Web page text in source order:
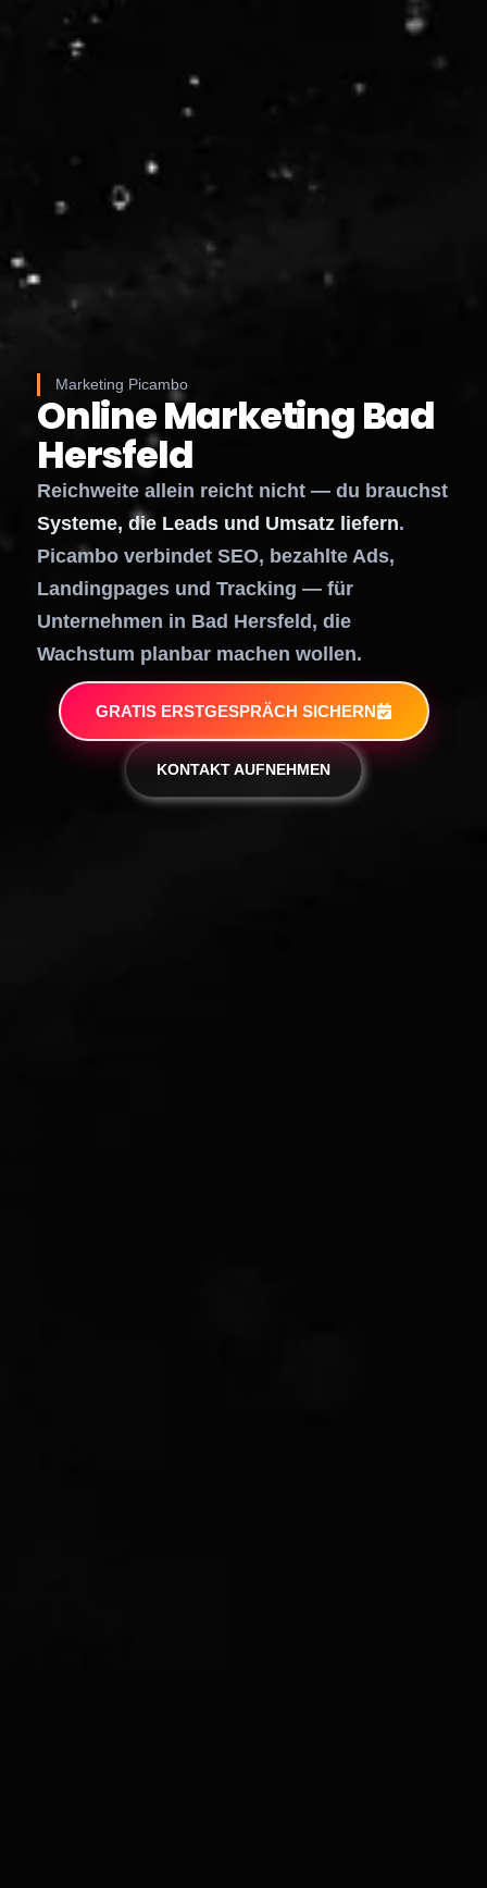
Marketing Picambo
Online Marketing Bad
Hersfeld
Reichweite allein reicht nicht — du brauchst
Systeme, die Leads und Umsatz liefern.
Picambo verbindet SEO, bezahlte Ads,
Landingpages und Tracking — für
Unternehmen in Bad Hersfeld, die
Wachstum planbar machen wollen.
GRATIS ERSTGESPRÄCH SICHERN
KONTAKT AUFNEHMEN